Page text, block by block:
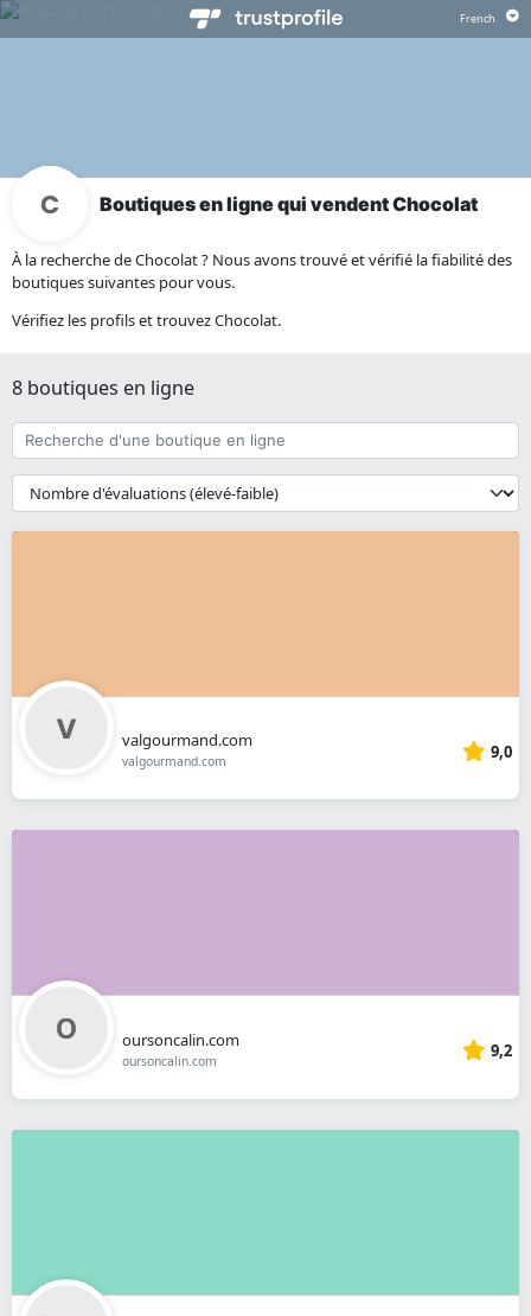
Boutiques en ligne qui vendent Chocolat
À la recherche de Chocolat ? Nous avons trouvé et vérifié la fiabilité des
boutiques suivantes pour vous.
Vérifiez les profils et trouvez Chocolat.
8 boutiques en ligne
Recherche
d'une
boutique
{{
__('Sort')
}}
valgourmand.com
valgourmand.com 9,0
oursoncalin.com
oursoncalin.com 9,2